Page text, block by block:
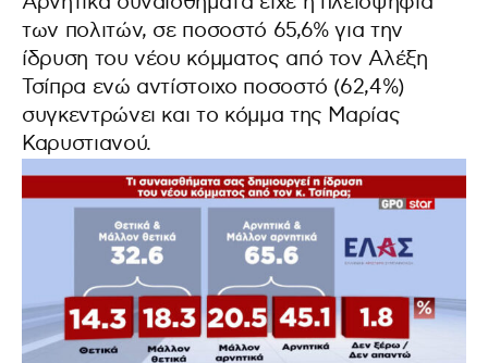
των πολιτών, σε ποσοστό 65,6% για την
ίδρυση του νέου κόμματος από τον Αλέξη
Τσίπρα ενώ αντίστοιχο ποσοστό (62,4%)
συγκεντρώνει και το κόμμα της Μαρίας
Καρυστιανού.